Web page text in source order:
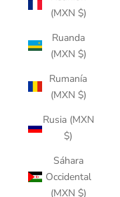
(MXN $)
Ruanda
(MXN $)
Rumanía
(MXN $)
Rusia (MXN
$)
Sáhara
Occidental
(MXN $)